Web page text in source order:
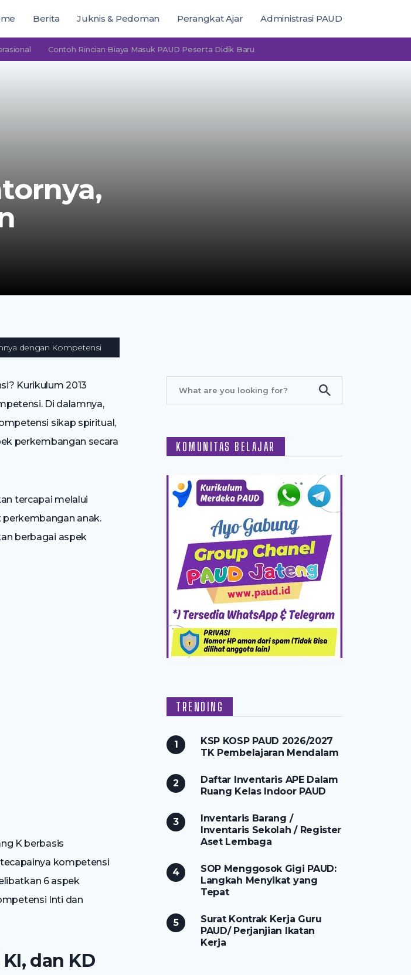
Berita Juknis & Pedoman Perangkat Ajar Administrasi PAUD
Contoh Rincian Biaya Masuk PAUD Peserta Didik Baru
dengan Kompetensi
Kurikulum 2013
Di dalamnya,
sikap spiritual,
perkembangan secara
tercapai melalui
anak.
berbagai aspek
K berbasis
kompetensi
6 aspek
Inti dan
dan KD
KOMUNITAS BELAJAR
TRENDING
KSP KOSP PAUD 2026/2027
TK Pembelajaran Mendalam
Daftar Inventaris APE Dalam
Ruang Kelas Indoor PAUD
Inventaris Barang /
Inventaris Sekolah / Register
Aset Lembaga
SOP Menggosok Gigi PAUD:
Langkah Menyikat yang
Tepat
Surat Kontrak Kerja Guru
PAUD/ Perjanjian Ikatan
Kerja